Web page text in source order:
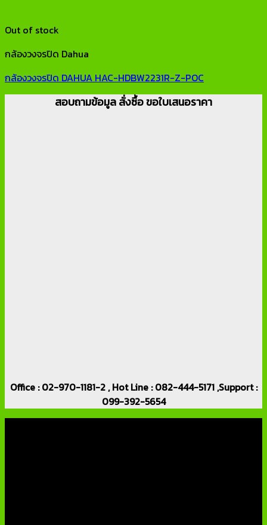
Out of stock
กล้องวงจรปิด Dahua
กล้องวงจรปิด DAHUA HAC-HDBW2231R-Z-POC
สอบถามข้อมูล สั่งซื้อ ขอใบเสนอราคา
Office : 02-970-1181-2 , Hot Line : 082-444-5171 ,Support :
099-392-5654